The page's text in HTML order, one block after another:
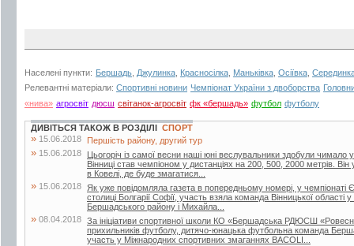
Населені пункти: Бершадь Джулинка Красносілка Маньківка Осіївка
Релевантні матеріали: Спортивні новини Чемпіонат України з двоборства
«нива» агросвіт дюсш світанок-агросвіт фк «бершадь» футбол футболу
ДИВІТЬСЯ ТАКОЖ В РОЗДІЛІ СПОРТ
» 15.06.2018 Першість району, другий тур
» 15.06.2018
Цьогоріч із самої весни наші юні веслувальники здобули чимало
Вінниці став чемпіоном у дистанціях на 200, 500, 2000 метрів.
в Ковелі, де буде змагатися...
» 15.06.2018
Як уже повідомляла газета в попередньому номері, у чемпіонаті
столиці Болгарії Софії, участь взяла команда Вінницької області
Бершадського району і Михайла...
» 08.04.2018 За ініціативи спортивної школи КО «Бершадська РДЮСШ
прихильників футболу, дитячо-юнацька футбольна команда
участь у Міжнародних спортивних змаганнях BACOLI...